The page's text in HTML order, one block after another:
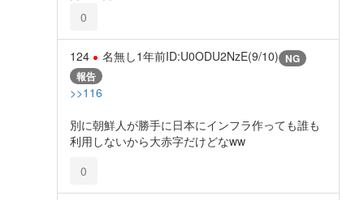
0
124 名無し1年前ID:U0ODU2NzE(9/10) NG
報告
>>116
別に朝鮮人が勝手に日本にインフラ作っても誰も
利用しないから大赤字だけどなww
0